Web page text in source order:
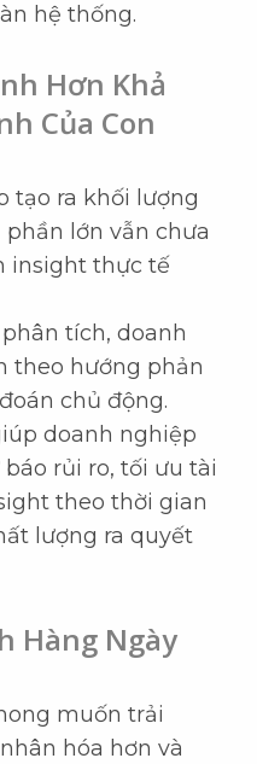
hệ thống.
Hơn Khả
Của Con
tạo ra khối lượng
lớn vẫn chưa
insight thực tế
tích, doanh
theo hướng phản
chủ động.
doanh nghiệp
rủi ro, tối ưu tài
theo thời gian
lượng ra quyết
Hàng Ngày
muốn trải
hóa hơn và